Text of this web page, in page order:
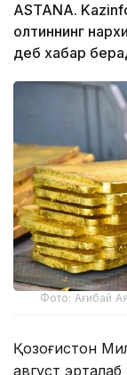
ASTANA.
олтиннинг
деб хабар
Фото: Ағибай
Қозоғистон
август